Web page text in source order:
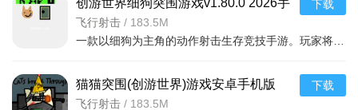
创游世界细狗突围游戏v1.80.0 2026手
机版
飞行射击 / 183.5M
一款以细狗为主角的动作射击生存竞技手游。玩家将操控敏捷的细狗在危机四伏的战场上
下载
猫猫突围(创游世界)游戏安卓手机版
v1.80.0 2026手机版
飞行射击 / 183.5M
下载